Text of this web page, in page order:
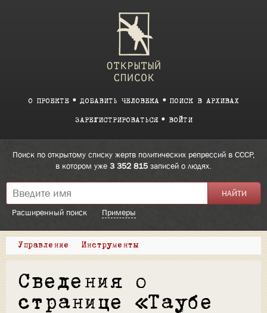
О ПРОЕКТЕ ДОБАВИТЬ ЧЕЛОВЕКА ПОИСК В АРХИВАХ
ЗАРЕГИСТРИРОВАТЬСЯ ВОЙТИ
Поиск по открытому списку жертв политических репрессий в СССР,
в котором уже 3 352 815 записей о людях.
Расширенный поиск Примеры
Управление Инструменты
Сведения о
странице «Таубе